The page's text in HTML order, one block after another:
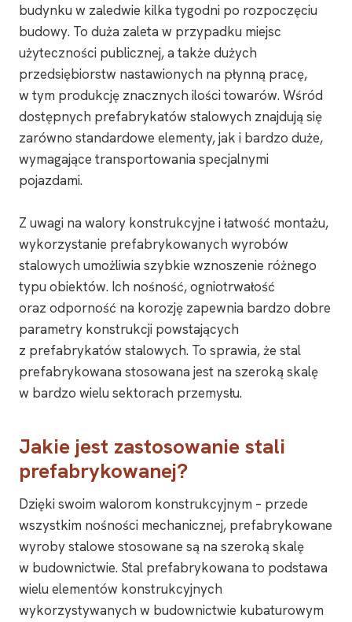
budynku w zaledwie kilka tygodni po rozpoczęciu
budowy. To duża zaleta w przypadku miejsc
użyteczności publicznej, a także dużych
przedsiębiorstw nastawionych na płynną pracę,
w tym produkcję znacznych ilości towarów. Wśród
dostępnych prefabrykatów stalowych znajdują się
zarówno standardowe elementy, jak i bardzo duże,
wymagające transportowania specjalnymi
pojazdami.
Z uwagi na walory konstrukcyjne i łatwość montażu,
wykorzystanie prefabrykowanych wyrobów
stalowych umożliwia szybkie wznoszenie różnego
typu obiektów. Ich nośność, ogniotrwałość
oraz odporność na korozję zapewnia bardzo dobre
parametry konstrukcji powstających
z prefabrykatów stalowych. To sprawia, że stal
prefabrykowana stosowana jest na szeroką skalę
w bardzo wielu sektorach przemysłu.
Jakie jest zastosowanie stali
prefabrykowanej?
Dzięki swoim walorom konstrukcyjnym – przede
wszystkim nośności mechanicznej, prefabrykowane
wyroby stalowe stosowane są na szeroką skalę
w budownictwie. Stal prefabrykowana to podstawa
wielu elementów konstrukcyjnych
wykorzystywanych w budownictwie kubaturowym